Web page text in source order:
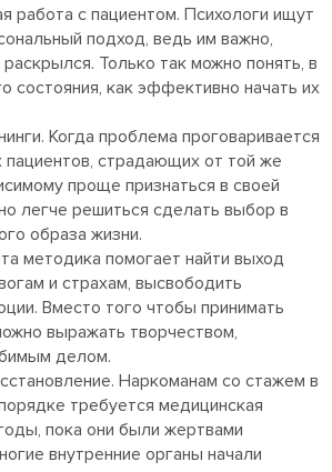
работа с пациентом. Психологи ищут
подход, ведь им важно,
Только так можно понять, в
состояния, как эффективно начать их
Когда проблема проговаривается
пациентов, страдающих от той же
проще признаться в своей
легче решиться сделать выбор в
образа жизни.
методика помогает найти выход
и страхам, высвободить
Вместо того чтобы принимать
выражать творчеством,
делом.
Наркоманам со стажем в
требуется медицинская
пока они были жертвами
внутренние органы начали